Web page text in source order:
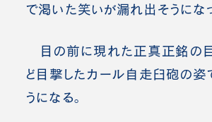
で渇いた笑いが漏れ出そうにな
目の前に現れた正真正銘の
ど目撃したカール自走臼砲の姿
うになる。